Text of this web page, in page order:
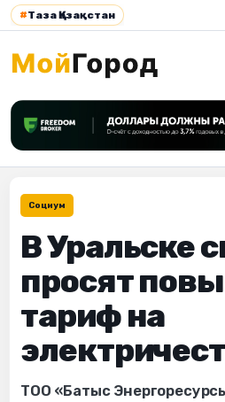
#Таза Қазақстан
Социум
В Уральске
просят
тариф на
ТОО «Батыс